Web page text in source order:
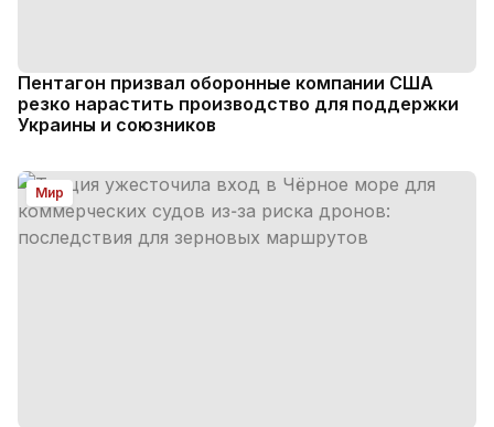
Пентагон призвал оборонные компании США
резко нарастить производство для поддержки
Украины и союзников
Мир